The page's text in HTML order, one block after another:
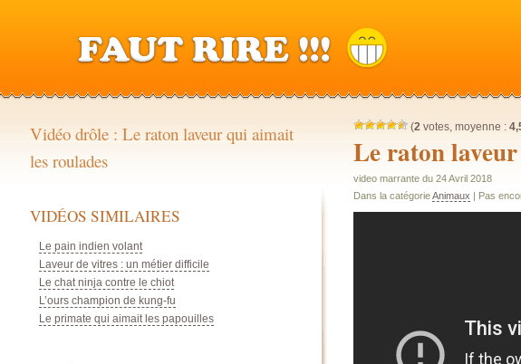
(2votes, moyenne :
Le raton
video marrante du 24 Avril 2018
Dans la catégorieAnimaux | Pas
Vidéo drôle : Le raton laveur qui aimait
les roulades
VIDÉOS SIMILAIRES
Le pain indien volant
Laveur de vitres : un métier difficile
Le chat ninja contre le chiot
L’ours champion de kung-fu
Le primate qui aimait les papouilles